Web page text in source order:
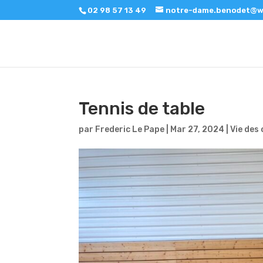
02 98 57 13 49 notre-
Tennis de table
par Frederic Le Pape Mar 27, 2024 |Vie des